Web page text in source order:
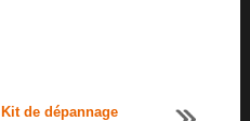
Kit de dépannage